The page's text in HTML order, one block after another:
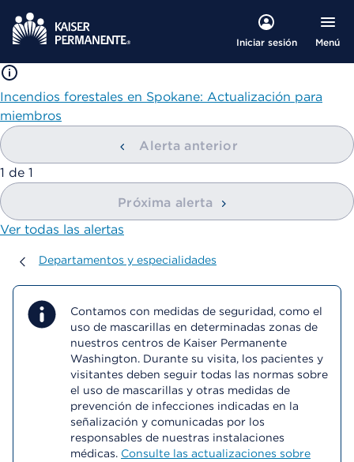
Iniciar sesión Menú
Incendios forestales en Spokane: Actualización para
miembros
Alerta anterior
mostrando
1 de 1
Próxima alerta
Ver todas las alertas
Departamentos y especialidades
Departamentos y especialidades
Contamos con medidas de seguridad, como el
uso de mascarillas en determinadas zonas de
nuestros centros de Kaiser Permanente
Washington. Durante su visita, los pacientes y
visitantes deben seguir todas las normas sobre
el uso de mascarillas y otras medidas de
prevención de infecciones indicadas en la
señalización y comunicadas por los
responsables de nuestras instalaciones
médicas. Consulte las actualizaciones sobre